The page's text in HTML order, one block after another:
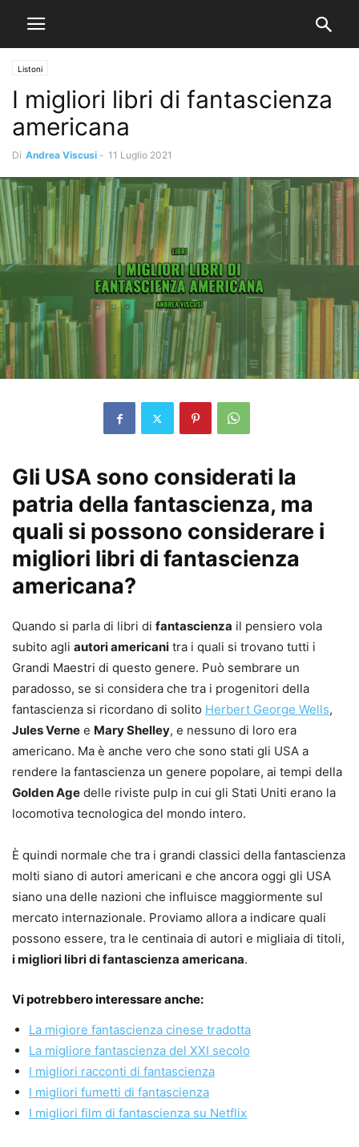
Listoni
I migliori libri di fantascienza
americana
Di Andrea Viscusi - 11 Luglio 2021
Gli USA sono considerati la
patria della fantascienza, ma
quali si possono considerare i
migliori libri di fantascienza
americana?
Quando si parla di libri di fantascienza il pensiero vola
subito agli autori americani tra i quali si trovano tutti i
Grandi Maestri di questo genere. Può sembrare un
paradosso, se si considera che tra i progenitori della
fantascienza si ricordano di solito Herbert George Wells,
Jules Verne e Mary Shelley, e nessuno di loro era
americano. Ma è anche vero che sono stati gli USA a
rendere la fantascienza un genere popolare, ai tempi della
Golden Age delle riviste pulp in cui gli Stati Uniti erano la
locomotiva tecnologica del mondo intero.
È quindi normale che tra i grandi classici della fantascienza
molti siano di autori americani e che ancora oggi gli USA
siano una delle nazioni che influisce maggiormente sul
mercato internazionale. Proviamo allora a indicare quali
possono essere, tra le centinaia di autori e migliaia di titoli,
i migliori libri di fantascienza americana.
Vi potrebbero interessare anche:
La migiore fantascienza cinese tradotta
La migliore fantascienza del XXI secolo
I migliori racconti di fantascienza
I migliori fumetti di fantascienza
I migliori film di fantascienza su Netflix